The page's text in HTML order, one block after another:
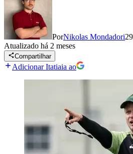
PorNikolas Mondadori
Atualizado há 2 meses
Compartilhar
Adicionar Itatiaia ao